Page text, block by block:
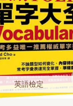
英語檢定